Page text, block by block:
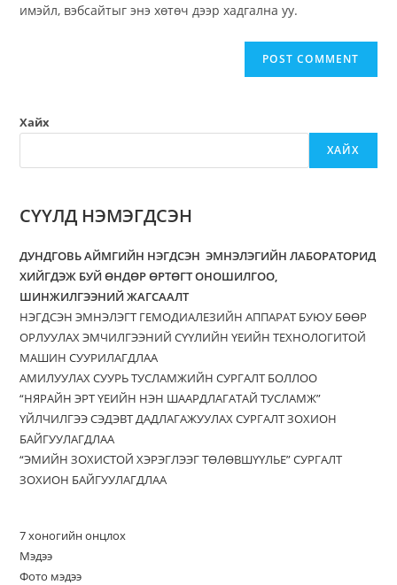
имэйл, вэбсайтыг энэ хөтөч дээр хадгална уу.
Хайх
ХАЙХ
СҮҮЛД НЭМЭГДСЭН
ДУНДГОВЬ АЙМГИЙН НЭГДСЭН ЭМНЭЛЭГИЙН ЛАБОРАТОРИД
ХИЙГДЭЖ БУЙ ӨНДӨР ӨРТӨГТ ОНОШИЛГОО,
ШИНЖИЛГЭЭНИЙ ЖАГСААЛТ
НЭГДСЭН ЭМНЭЛЭГТ ГЕМОДИАЛЕЗИЙН АППАРАТ БУЮУ БӨӨР
ОРЛУУЛАХ ЭМЧИЛГЭЭНИЙ СҮҮЛИЙН ҮЕИЙН ТЕХНОЛОГИТОЙ
МАШИН СУУРИЛАГДЛАА
АМИЛУУЛАХ СУУРЬ ТУСЛАМЖИЙН СУРГАЛТ БОЛЛОО
“НЯРАЙН ЭРТ ҮЕИЙН НЭН ШААРДЛАГАТАЙ ТУСЛАМЖ”
ҮЙЛЧИЛГЭЭ СЭДЭВТ ДАДЛАГАЖУУЛАХ СУРГАЛТ ЗОХИОН
БАЙГУУЛАГДЛАА
“ЭМИЙН ЗОХИСТОЙ ХЭРЭГЛЭЭГ ТӨЛӨВШҮҮЛЬЕ” СУРГАЛТ
ЗОХИОН БАЙГУУЛАГДЛАА
7 хоногийн онцлох
Мэдээ
Фото мэдээ